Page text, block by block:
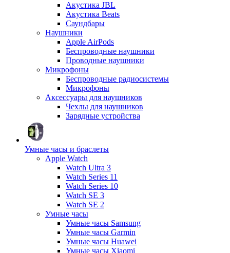
Акустика JBL
Акустика Beats
Саундбары
Наушники
Apple AirPods
Беспроводные наушники
Проводные наушники
Микрофоны
Беспроводные радиосистемы
Микрофоны
Аксессуары для наушников
Чехлы для наушников
Зарядные устройства
Умные часы и браслеты
Apple Watch
Watch Ultra 3
Watch Series 11
Watch Series 10
Watch SE 3
Watch SE 2
Умные часы
Умные часы Samsung
Умные часы Garmin
Умные часы Huawei
Умные часы Xiaomi